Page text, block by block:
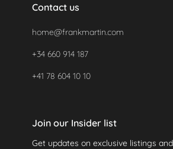
Contact us
home@frankmartin.com
+34 660 914 187
+41 78 604 10 10
Join our Insider list
Get updates on exclusive listings